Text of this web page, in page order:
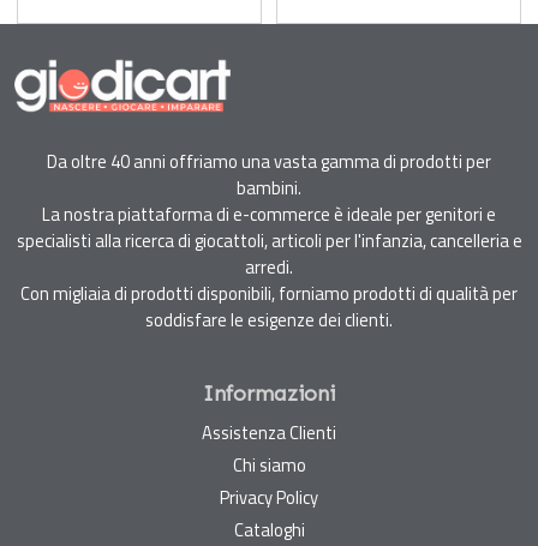
Alta Qualità,
Sostenibilità
Da oltre 40 anni offriamo una vasta gamma di prodotti per
bambini.
La nostra piattaforma di e-commerce è ideale per genitori e
specialisti alla ricerca di giocattoli, articoli per l'infanzia, cancelleria e
arredi.
Con migliaia di prodotti disponibili, forniamo prodotti di qualità per
soddisfare le esigenze dei clienti.
Informazioni
Assistenza Clienti
Chi siamo
Privacy Policy
Cataloghi